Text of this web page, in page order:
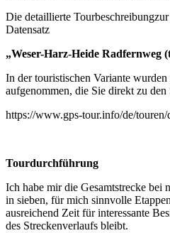
Die detaillierte
Datensatz
„Weser-Harz-Heide Radfernweg
In der touristischen Variante
aufgenommen, die Sie direkt zu
https://www.gps-tour.info/de/
Tourdurchführung
Ich habe mir die Gesamtstrecke bei
in sieben, für mich sinnvolle
ausreichend Zeit für interessante
des Streckenverlaufs bleibt.